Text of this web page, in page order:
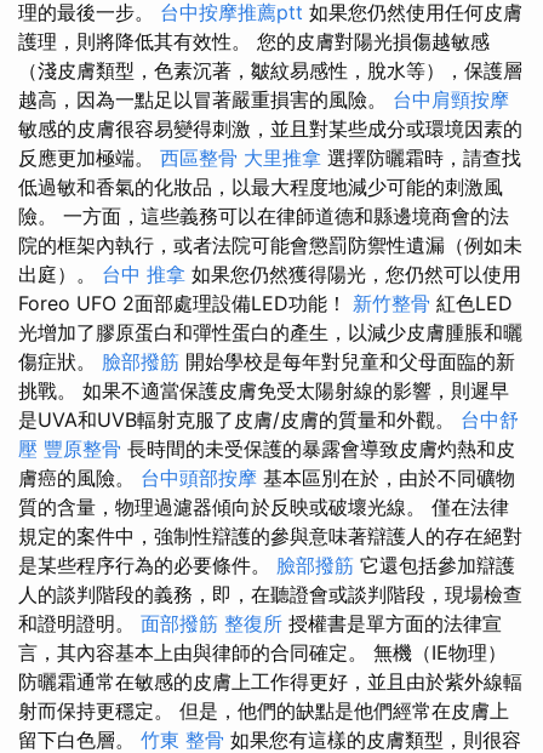
理的最後一步。 台中按摩推薦ptt 如果您仍然使用任何皮膚
護理，則將降低其有效性。 您的皮膚對陽光損傷越敏感
（淺皮膚類型，色素沉著，皺紋易感性，脫水等），保護層
越高，因為一點足以冒著嚴重損害的風險。 台中肩頸按摩
敏感的皮膚很容易變得刺激，並且對某些成分或環境因素的
反應更加極端。 西區整骨 大里推拿 選擇防曬霜時，請查找
低過敏和香氣的化妝品，以最大程度地減少可能的刺激風
險。 一方面，這些義務可以在律師道德和縣邊境商會的法
院的框架內執行，或者法院可能會懲罰防禦性遺漏（例如未
出庭）。 台中 推拿 如果您仍然獲得陽光，您仍然可以使用
Foreo UFO 2面部處理設備LED功能！ 新竹整骨 紅色LED
光增加了膠原蛋白和彈性蛋白的產生，以減少皮膚腫脹和曬
傷症狀。 臉部撥筋 開始學校是每年對兒童和父母面臨的新
挑戰。 如果不適當保護皮膚免受太陽射線的影響，則遲早
是UVA和UVB輻射克服了皮膚/皮膚的質量和外觀。 台中舒
壓 豐原整骨 長時間的未受保護的暴露會導致皮膚灼熱和皮
膚癌的風險。 台中頭部按摩 基本區別在於，由於不同礦物
質的含量，物理過濾器傾向於反映或破壞光線。 僅在法律
規定的案件中，強制性辯護的參與意味著辯護人的存在絕對
是某些程序行為的必要條件。 臉部撥筋 它還包括參加辯護
人的談判階段的義務，即，在聽證會或談判階段，現場檢查
和證明證明。 面部撥筋 整復所 授權書是單方面的法律宣
言，其內容基本上由與律師的合同確定。 無機（IE物理）
防曬霜通常在敏感的皮膚上工作得更好，並且由於紫外線輻
射而保持更穩定。 但是，他們的缺點是他們經常在皮膚上
留下白色層。 竹東 整骨 如果您有這樣的皮膚類型，則很容